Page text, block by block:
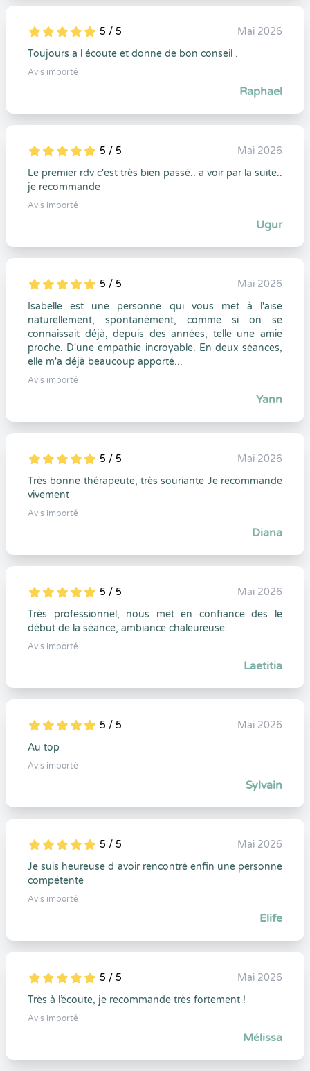
5
1
5
0 5 / 5
Mai 2026
Toujours a l écoute et donne de bon conseil .
Avis importé
Raphael
5
1
5
0 5 / 5
Mai 2026
Le premier rdv c'est très bien passé.. a voir par la suite..
je recommande
Avis importé
Ugur
5
1
5
0 5 / 5
Mai 2026
Isabelle est une personne qui vous met à l'aise
naturellement, spontanément, comme si on se
connaissait déjà, depuis des années, telle une amie
proche. D'une empathie incroyable. En deux séances,
elle m'a déjà beaucoup apporté...
Avis importé
Yann
5
1
5
0 5 / 5
Mai 2026
Très bonne thérapeute, très souriante Je recommande
vivement
Avis importé
Diana
5
1
5
0 5 / 5
Mai 2026
Très professionnel, nous met en confiance des le
début de la séance, ambiance chaleureuse.
Avis importé
Laetitia
5
1
5
0 5 / 5
Mai 2026
Au top
Avis importé
Sylvain
5
1
5
0 5 / 5
Mai 2026
Je suis heureuse d avoir rencontré enfin une personne
compétente
Avis importé
Elife
5
1
5
0 5 / 5
Mai 2026
Très à l’écoute, je recommande très fortement !
Avis importé
Mélissa